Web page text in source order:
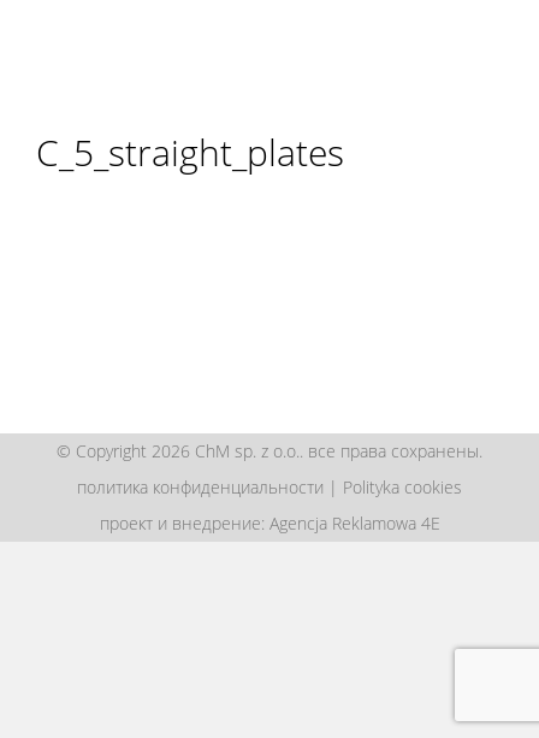
C_5_straight_plates
© Copyright 2026 ChM sp. z o.o.. все права сохранены.
политика конфиденциальности | Polityka cookies
проект и внедрение: Agencja Reklamowa 4E